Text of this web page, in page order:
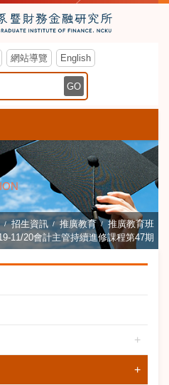
網站導覽 English
GO
招生資訊 推廣教育
推廣教育班
11/20會計主管持續進修課程第47期